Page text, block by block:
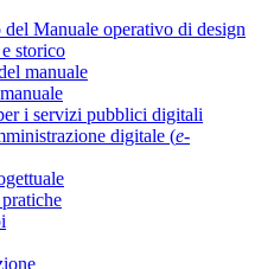
del Manuale operativo di design
storico
manuale
i servizi pubblici digitali
digitale (e-